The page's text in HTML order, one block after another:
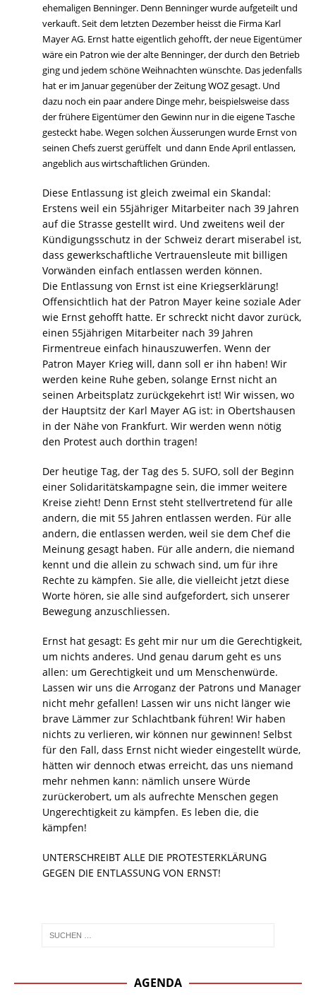
ehemaligen Benninger. Denn Benninger wurde aufgeteilt und
verkauft. Seit dem letzten Dezember heisst die Firma Karl
Mayer AG. Ernst hatte eigentlich gehofft, der neue Eigentümer
wäre ein Patron wie der alte Benninger, der durch den Betrieb
ging und jedem schöne Weihnachten wünschte. Das jedenfalls
hat er im Januar gegenüber der Zeitung WOZ gesagt. Und
dazu noch ein paar andere Dinge mehr, beispielsweise dass
der frühere Eigentümer den Gewinn nur in die eigene Tasche
gesteckt habe. Wegen solchen Äusserungen wurde Ernst von
seinen Chefs zuerst gerüffelt  und dann Ende April entlassen,
angeblich aus wirtschaftlichen Gründen.
Diese Entlassung ist gleich zweimal ein Skandal:
Erstens weil ein 55jähriger Mitarbeiter nach 39 Jahren
auf die Strasse gestellt wird. Und zweitens weil der
Kündigungsschutz in der Schweiz derart miserabel ist,
dass gewerkschaftliche Vertrauensleute mit billigen
Vorwänden einfach entlassen werden können.
Die Entlassung von Ernst ist eine Kriegserklärung!
Offensichtlich hat der Patron Mayer keine soziale Ader
wie Ernst gehofft hatte. Er schreckt nicht davor zurück,
einen 55jährigen Mitarbeiter nach 39 Jahren
Firmentreue einfach hinauszuwerfen. Wenn der
Patron Mayer Krieg will, dann soll er ihn haben! Wir
werden keine Ruhe geben, solange Ernst nicht an
seinen Arbeitsplatz zurückgekehrt ist! Wir wissen, wo
der Hauptsitz der Karl Mayer AG ist: in Obertshausen
in der Nähe von Frankfurt. Wir werden wenn nötig
den Protest auch dorthin tragen!
Der heutige Tag, der Tag des 5. SUFO, soll der Beginn
einer Solidaritätskampagne sein, die immer weitere
Kreise zieht! Denn Ernst steht stellvertretend für alle
andern, die mit 55 Jahren entlassen werden. Für alle
andern, die entlassen werden, weil sie dem Chef die
Meinung gesagt haben. Für alle andern, die niemand
kennt und die allein zu schwach sind, um für ihre
Rechte zu kämpfen. Sie alle, die vielleicht jetzt diese
Worte hören, sie alle sind aufgefordert, sich unserer
Bewegung anzuschliessen.
Ernst hat gesagt: Es geht mir nur um die Gerechtigkeit,
um nichts anderes. Und genau darum geht es uns
allen: um Gerechtigkeit und um Menschenwürde.
Lassen wir uns die Arroganz der Patrons und Manager
nicht mehr gefallen! Lassen wir uns nicht länger wie
brave Lämmer zur Schlachtbank führen! Wir haben
nichts zu verlieren, wir können nur gewinnen! Selbst
für den Fall, dass Ernst nicht wieder eingestellt würde,
hätten wir dennoch etwas erreicht, das uns niemand
mehr nehmen kann: nämlich unsere Würde
zurückerobert, um als aufrechte Menschen gegen
Ungerechtigkeit zu kämpfen. Es leben die, die
kämpfen!
UNTERSCHREIBT ALLE DIE PROTESTERKLÄRUNG
GEGEN DIE ENTLASSUNG VON ERNST!
AGENDA